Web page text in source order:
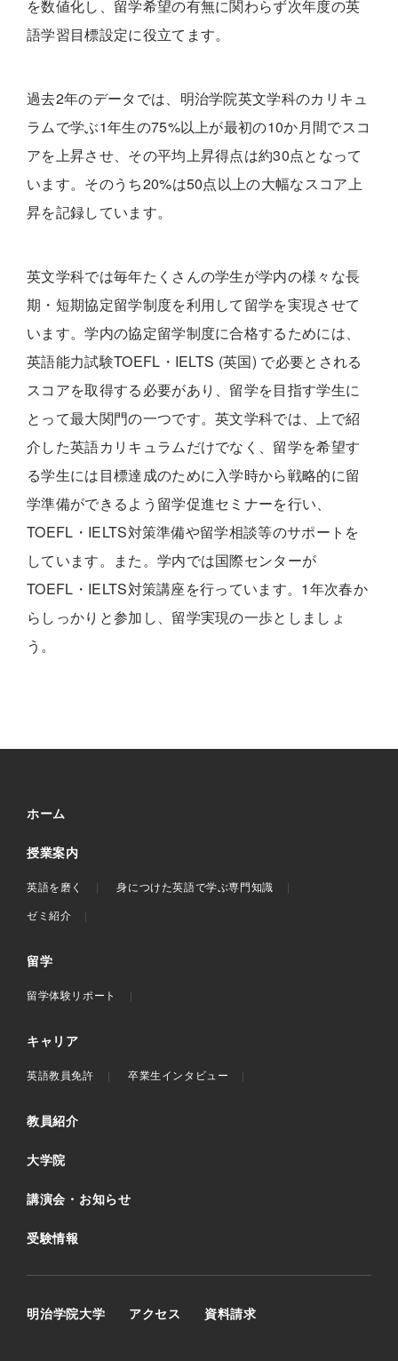
を数値化し、留学希望の有無に関わらず次年度の英
語学習目標設定に役立てます。
過去2年のデータでは、明治学院英文学科のカリキュ
ラムで学ぶ1年生の75%以上が最初の10か月間でスコ
アを上昇させ、その平均上昇得点は約30点となって
います。そのうち20%は50点以上の大幅なスコア上
昇を記録しています。
英文学科では毎年たくさんの学生が学内の様々な長
期・短期協定留学制度を利用して留学を実現させて
います。学内の協定留学制度に合格するためには、
英語能力試験TOEFL・IELTS (英国) で必要とされる
スコアを取得する必要があり、留学を目指す学生に
とって最大関門の一つです。英文学科では、上で紹
介した英語カリキュラムだけでなく、留学を希望す
る学生には目標達成のために入学時から戦略的に留
学準備ができるよう留学促進セミナーを行い、
TOEFL・IELTS対策準備や留学相談等のサポートを
しています。また。学内では国際センターが
TOEFL・IELTS対策講座を行っています。1年次春か
らしっかりと参加し、留学実現の一歩としましょ
う。
ホーム
授業案内
英語を磨く
身につけた英語で学ぶ専門知識
ゼミ紹介
留学
留学体験リポート
キャリア
英語教員免許 卒業生インタビュー
教員紹介
大学院
講演会・お知らせ
受験情報
明治学院大学 アクセス 資料請求